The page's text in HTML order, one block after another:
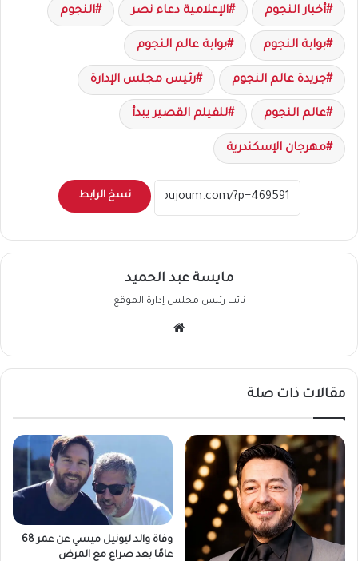
أخبار النجوم الإعلامية دعاء نصر النجوم
بوابة النجوم بوابة عالم النجوم
جريدة عالم النجوم رئيس مجلس الإدارة
عالم النجوم للفيلم القصير يبدأ
مهرجان الإسكندرية
نسخ الرابط
مايسة عبد الحميد
نائب رئيس مجلس إدارة الموقع
مقالات ذات صلة
وفاة والد ليونيل ميسي عن عمر 68
عامًا بعد صراع مع المرض